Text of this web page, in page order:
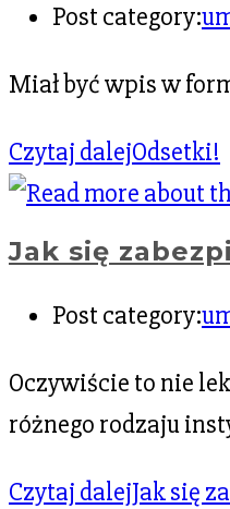
Post category:
Miał być wpis w
Czytaj dalejOdsetki!
Jak się
Post category:
Oczywiście to nie
różnego rodzaju
Czytaj dalejJak się